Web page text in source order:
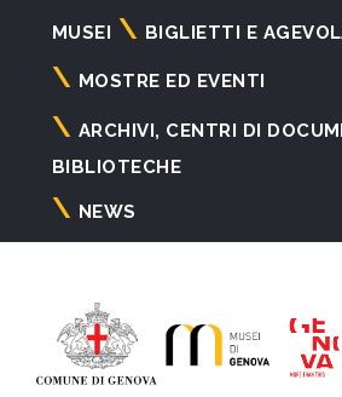
Navigazione
principale
MUSEI BIGLIETTI E
MOSTRE ED EVENTI
ARCHIVI, CENTRI DI
BIBLIOTECHE
NEWS